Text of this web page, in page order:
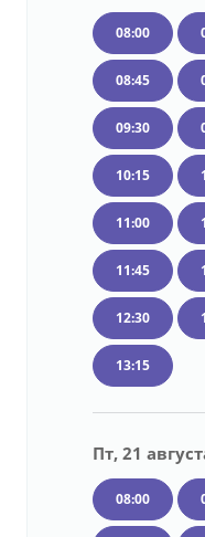
08:00
08:45
09:30
10:15
11:00
11:45
12:30
13:15
Пт, 21
08:00